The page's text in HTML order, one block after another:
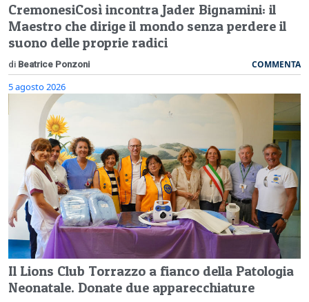
CremonesiCosì incontra Jader Bignamini: il
Maestro che dirige il mondo senza perdere il
suono delle proprie radici
di Beatrice Ponzoni COMMENTA
5 agosto 2026
Il Lions Club Torrazzo a fianco della Patologia
Neonatale. Donate due apparecchiature